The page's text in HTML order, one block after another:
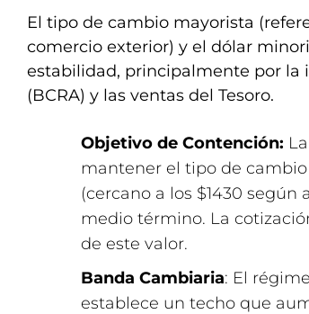
El tipo de cambio mayorista
comercio exterior) y el dólar
estabilidad, principalmente por la
(BCRA) y las ventas del Tesoro.
Objetivo de Contención:
mantener el tipo de
(cercano a los $1430
medio término. La
de este valor.
Banda Cambiaria: El
establece un techo que